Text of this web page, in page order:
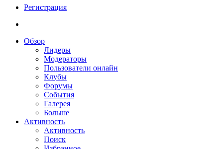
Регистрация
Обзор
Лидеры
Модераторы
Пользователи онлайн
Клубы
Форумы
События
Галерея
Больше
Активность
Активность
Поиск